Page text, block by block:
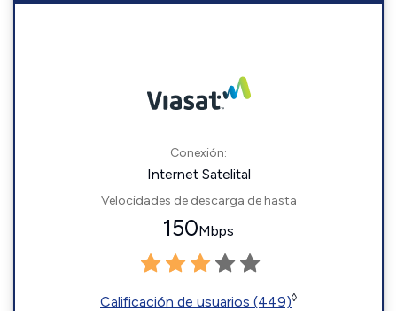
Conexión:
Internet Satelital
Velocidades de descarga de hasta
150Mbps
Calificación de usuarios (449)◊